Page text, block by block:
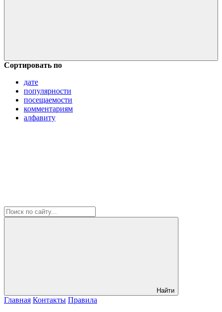
Сортировать по
дате
популярности
посещаемости
комментариям
алфавиту
Найти
Главная Контакты Правила